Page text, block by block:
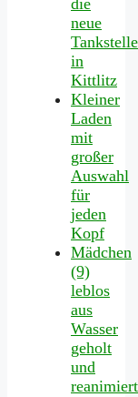
die
neue
Tankstelle
in
Kittlitz
Kleiner
Laden
mit
großer
Auswahl
für
jeden
Kopf
Mädchen
(9)
leblos
aus
Wasser
geholt
und
reanimiert